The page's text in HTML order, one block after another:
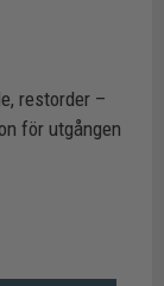
restorder –
för utgången